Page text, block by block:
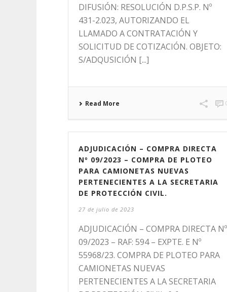
DIFUSIÓN: RESOLUCIÓN D.P.S.P. Nº
431-2.023, AUTORIZANDO EL
LLAMADO A CONTRATACIÓN Y
SOLICITUD DE COTIZACIÓN. OBJETO:
S/ADQUSICIÓN [...]
Read More
ADJUDICACIÓN – COMPRA DIRECTA
Nº 09/2023 – COMPRA DE PLOTEO
PARA CAMIONETAS NUEVAS
PERTENECIENTES A LA SECRETARIA
DE PROTECCIÓN CIVIL.
27 de julio de 2023
ADJUDICACIÓN – COMPRA DIRECTA Nº
09/2023 – RAF: 594 – EXPTE. E Nº
55968/23. COMPRA DE PLOTEO PARA
CAMIONETAS NUEVAS
PERTENECIENTES A LA SECRETARIA